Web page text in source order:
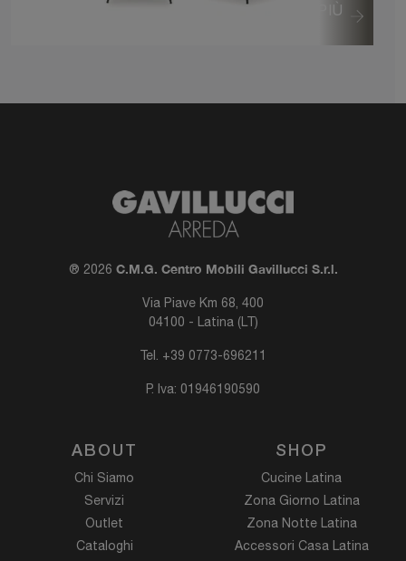
VEDI DI PIÙ
® 2026 C.M.G. Centro Mobili Gavillucci S.r.l.
Via Piave Km 68, 400
04100 - Latina (LT)
Tel. +39 0773-696211
P. Iva: 01946190590
ABOUT
Chi Siamo
Servizi
Outlet
Cataloghi
SHOP
Cucine Latina
Zona Giorno Latina
Zona Notte Latina
Accessori Casa Latina